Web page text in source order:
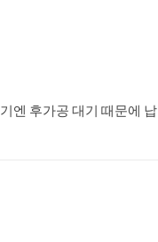
엔 후가공 대기 때문에 납